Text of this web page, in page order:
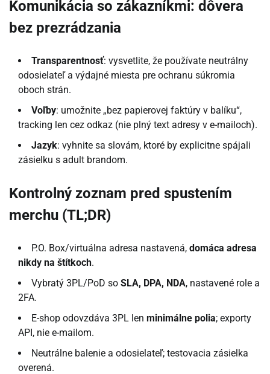
Komunikácia so zákazníkmi: dôvera
bez prezrádzania
Transparentnosť: vysvetlite, že používate neutrálny
odosielateľ a výdajné miesta pre ochranu súkromia
oboch strán.
Voľby: umožnite „bez papierovej faktúry v balíku“,
tracking len cez odkaz (nie plný text adresy v e-mailoch).
Jazyk: vyhnite sa slovám, ktoré by explicitne spájali
zásielku s adult brandom.
Kontrolný zoznam pred spustením
merchu (TL;DR)
P.O. Box/virtuálna adresa nastavená, domáca adresa
nikdy na štítkoch.
Vybratý 3PL/PoD so SLA, DPA, NDA, nastavené role a
2FA.
E-shop odovzdáva 3PL len minimálne polia; exporty
API, nie e-mailom.
Neutrálne balenie a odosielateľ; testovacia zásielka
overená.